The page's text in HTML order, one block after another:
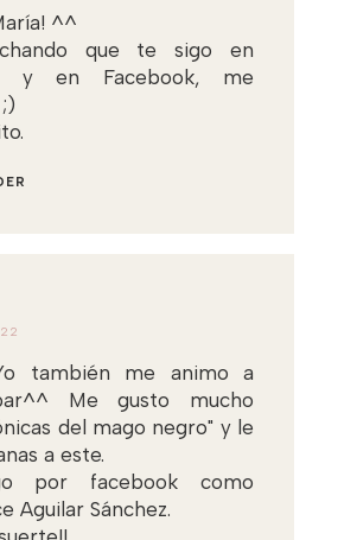
^^
que te sigo en
y en Facebook, me
también me animo a
Me gusto mucho
del mago negro" y le
a este.
por facebook como
Aguilar Sánchez.